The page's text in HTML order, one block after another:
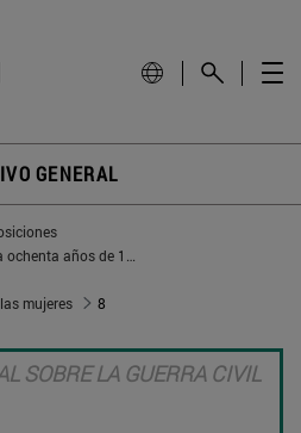
GENERAL
mujeres
8
SOBRE LA GUERRA CIVIL